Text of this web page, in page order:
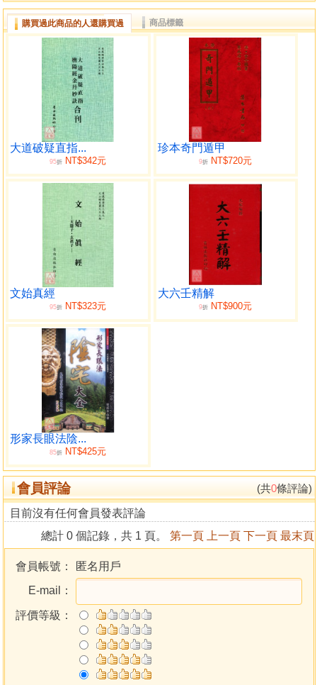
購買過此商品的人還購買過 商品標籤
大道破疑直指...
95折 NT$342元
珍本奇門遁甲
9折 NT$720元
文始真經
95折 NT$323元
大六壬精解
9折 NT$900元
形家長眼法陰...
85折 NT$425元
會員評論 (共0條評論)
目前沒有任何會員發表評論
總計 0 個記錄，共 1 頁。 第一頁 上一頁 下一頁 最末頁
會員帳號：
匿名用戶
E-mail：
評價等級：